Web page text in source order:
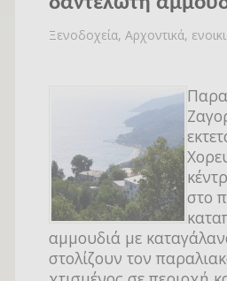
Ξενοδοχεία, Αρχοντικά,
στο
αμμουδιά με
στολίζουν τον